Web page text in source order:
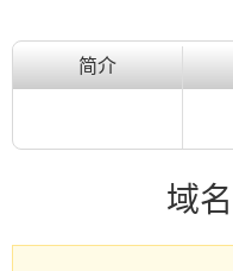
简介
域